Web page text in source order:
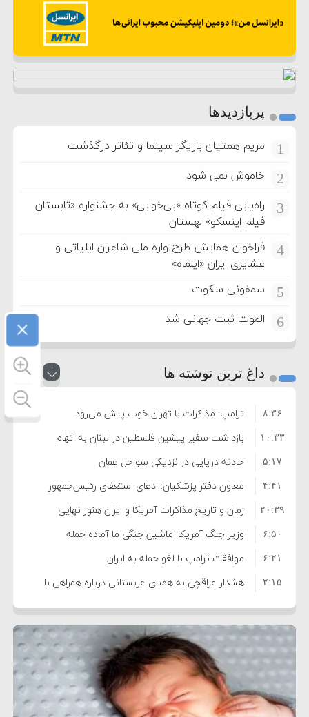
پربازدیدها
1 مریم همتیان بازیگر سینما و تئاتر درگذشت
2 خاموش نمی شود
3
راه‌یابی فیلم کوتاه «بی‌خوابی» به جشنواره «تابستان
فیلم اینسکو» لهستان
4
فراخوان همایش طرح واره ملی شاعران ایلیاتی و
عشایری ایران «ایلماه»
5 سمفونی سکوت
6 الموت ثبت جهانی شد
داغ ترین نوشته ها
ترامپ: مذاکرات با تهران خوب پیش می‌رود ۸:۳۶
بازداشت سفیر پیشین فلسطین در لبنان به اتهام
فساد و اختلاس اموال
۱۰:۳۳
حادثه دریایی در نزدیکی سواحل عمان ۵:۱۷
معاون دفتر پزشکیان: ادعای استعفای رئیس‌جمهور
واهی و کذب محض است
۴:۴۱
زمان و تاریخ مذاکرات آمریکا و ایران هنوز نهایی
نشده است
۲۰:۳۹
وزیر جنگ آمریکا: ماشین جنگی ما آماده حمله
نظامی علیه ایران است
۶:۵۰
موافقت ترامپ با لغو حمله به ایران ۶:۲۱
هشدار عراقچی به همتای عربستانی درباره همراهی با
آمریکا
۲:۱۵
مقام ارشد امنیتی: برنامه گسترده‌ای برای پاسخ به
دیوانگی آمریکا داریم
۷:۱۰
ترامپ دستور حملات جدید علیه ایران را صادر کرد ۵:۴۵
سپاه: دو نفتکش متخلف مورد اصابت قرار گرفته و
متوقف شدند
۱۲:۵۹
ترامپ مدعی توافق تاریخی برای خلع سلاح کامل
حماس شد
اعتراض عراقچی به همتای بلغارستانی به دلیل کمک
۱۶:۱۹
×